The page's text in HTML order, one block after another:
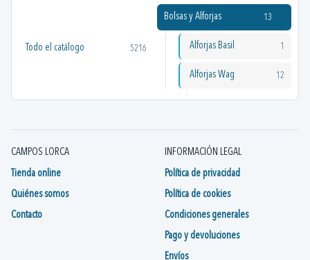
Todo el catálogo 5216
Bolsas y Alforjas 13
Alforjas Basil 1
Alforjas Wag 12
CAMPOS LORCA
Tienda online
Quiénes somos
Contacto
INFORMACIÓN LEGAL
Política de privacidad
Política de cookies
Condiciones generales
Pago y devoluciones
Envíos